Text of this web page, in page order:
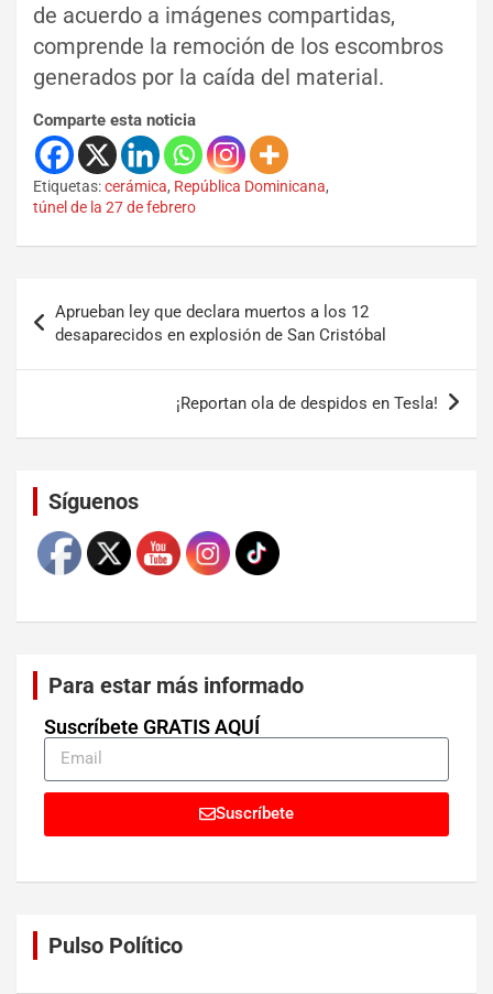
de acuerdo a imágenes compartidas,
comprende la remoción de los escombros
generados por la caída del material.
Comparte esta noticia
Etiquetas:cerámica, República Dominicana,
túnel de la 27 de febrero
Aprueban ley que declara muertos a los 12
desaparecidos en explosión de San Cristóbal
¡Reportan ola de despidos en Tesla!
Síguenos
Para estar más informado
Suscríbete GRATIS AQUÍ
Suscríbete
Pulso Político